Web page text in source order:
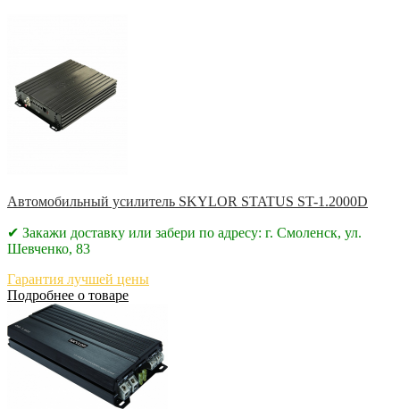
Автомобильный усилитель SKYLOR STATUS ST-1.2000D
✔ Закажи доставку или забери по адресу: г. Смоленск, ул.
Шевченко, 83
Гарантия лучшей цены
Подробнее о товаре